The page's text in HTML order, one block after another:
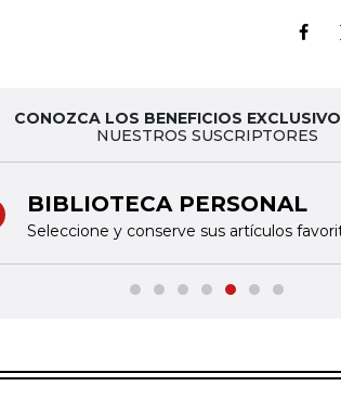
CONOZCA LOS BENEFICIOS
NUESTROS SUSCRIPTORES
BIBLIOTECA PERSONAL
Seleccione y conserve sus artículos